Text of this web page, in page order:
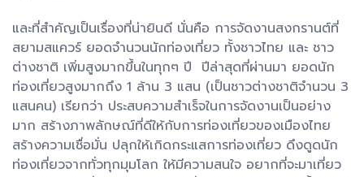
และที่สำคัญเป็นเรื่องที่น่ายินดี นั่นคือ การจัดงานสงกรานต์ที่
สยามสแควร์ ยอดจำนวนนักท่องเที่ยว ทั้งชาวไทย และ ชาว
ต่างชาติ เพิ่มสูงมากขึ้นในทุกๆ ปี ปีล่าสุดที่ผ่านมา ยอดนัก
ท่องเที่ยวสูงมากถึง 1 ล้าน 3 แสน (เป็นชาวต่างชาติจำนวน 3
แสนคน) เรียกว่า ประสบความสำเร็จในการจัดงานเป็นอย่าง
มาก สร้างภาพลักษณ์ที่ดีให้กับการท่องเที่ยวของเมืองไทย
สร้างความเชื่อมั่น ปลุกให้เกิดกระแสการท่องเที่ยว ดึงดูดนัก
ท่องเที่ยวจากทั่วทุกมุมโลก ให้มีความสนใจ อยากที่จะมาเที่ยว